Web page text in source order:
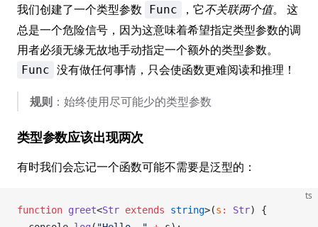
我们创建了一个类型参数 Func ，它不关联两个值。 这
总是一个危险信号，因为这意味着希望指定类型参数的调
用者必须无缘无故地手动指定一个额外的类型参数。
Func 没有做任何事情，只会使函数更难阅读和推理！
规则 ：始终使用尽可能少的类型参数
类型参数应该出现两次
有时我们会忘记一个函数可能不需要是泛型的：
ts
function greet<Str extends string>(s : Str) {